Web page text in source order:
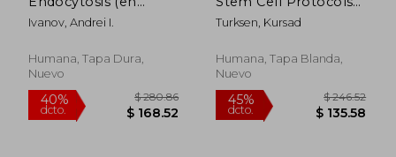
Inglés)
Ivanov, Andrei I.
Humana, Tapa Dura,
Nuevo
(en Inglés)
Turksen, Kursad
Humana, Tapa Blanda,
Nuevo